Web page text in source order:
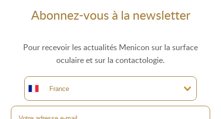
Abonnez-vous à la newsletter
Pour recevoir les actualités Menicon sur la surface
oculaire et sur la contactologie.